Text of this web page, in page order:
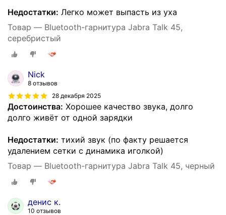
Недостатки: Легко может выпасть из уха
Товар — Bluetooth-гарнитура Jabra Talk 45,
серебристый
Nick
8 отзывов
28 декабря 2025
Достоинства: Хорошее качество звука, долго
долго живёт от одной зарядки
Недостатки: тихий звук (по факту решается
удалением сетки с динамика иголкой)
Товар — Bluetooth-гарнитура Jabra Talk 45, черный
денис к.
10 отзывов